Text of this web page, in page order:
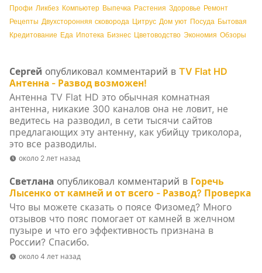
Профи Ликбез Компьютер Выпечка Растения Здоровье Ремонт
Рецепты Двухсторонняя сковорода Цитрус Дом уют Посуда Бытовая
Кредитование Еда Ипотека Бизнес Цветоводство Экономия Обзоры
Сергей опубликовал комментарий вTV Flat HD
Антенна - Развод возможен!
Антенна TV Flat HD это обычная комнатная
антенна, никакие 300 каналов она не ловит, не
ведитесь на разводил, в сети тысячи сайтов
предлагающих эту антенну, как убийцу триколора,
это все разводилы.
около 2 лет назад
Светлана опубликовал комментарий в Горечь
Лысенко от камней и от всего - Развод? Проверка
Что вы можете сказать о поясе Физомед? Много
отзывов что пояс помогает от камней в желчном
пузыре и что его эффективность признана в
России? Спасибо.
около 4 лет назад